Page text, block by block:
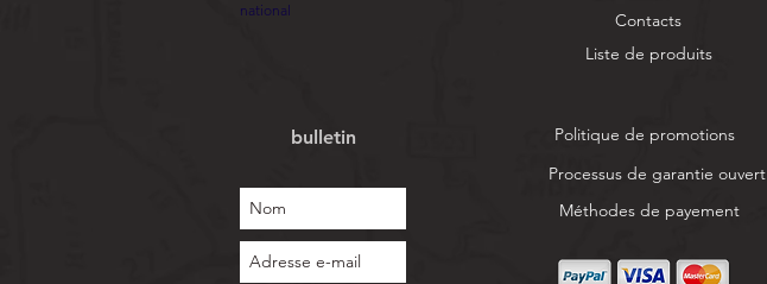
national
Contacts
Liste de produits
bulletin
Politique de promotions
Processus de garantie ouvert
Méthodes de payement